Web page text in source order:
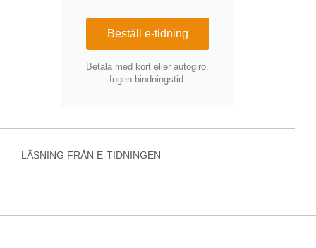
Beställ e-tidning
Betala med kort eller autogiro.
Ingen bindningstid.
LÄSNING FRÅN E-TIDNINGEN